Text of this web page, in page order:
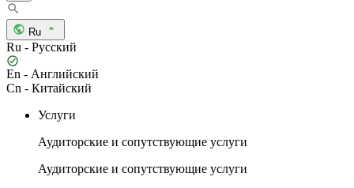
Ru
Ru - Русский
En - Английский
Cn - Китайский
Услуги
Аудиторские и сопутствующие услуги
Аудиторские и сопутствующие услуги